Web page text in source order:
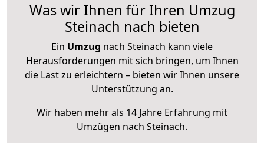
Was wir Ihnen für Ihren Umzug
Steinach nach bieten
Ein Umzug nach Steinach kann viele
Herausforderungen mit sich bringen, um Ihnen
die Last zu erleichtern – bieten wir Ihnen unsere
Unterstützung an.
Wir haben mehr als 14 Jahre Erfahrung mit
Umzügen nach Steinach.